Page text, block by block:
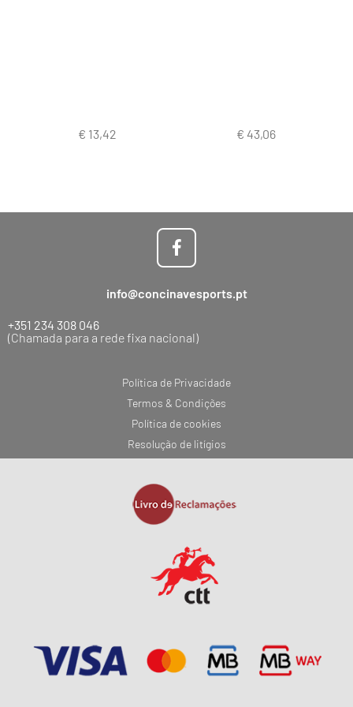
Política de Privacidade
Termos & Condições
Política de cookies
Resolução de litígios
info@concinavesports.pt
+351 234 308 046
(Chamada para a rede fixa nacional)